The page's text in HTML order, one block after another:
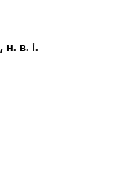
н. в. і.